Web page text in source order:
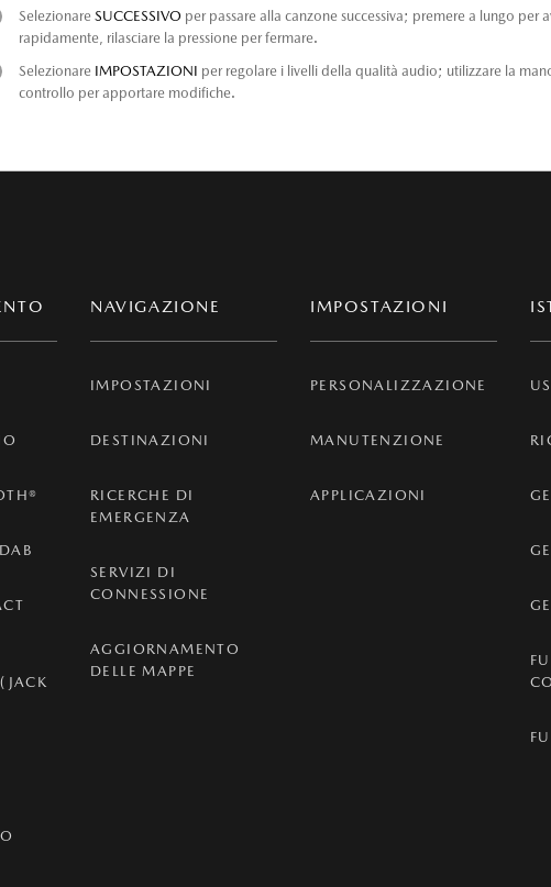
Selezionare SUCCESSIVO per passare alla canzone successiva; premere a lungo per
rapidamente, rilasciare la pressione per fermare.
Selezionare IMPOSTAZIONI per regolare i livelli della qualità audio; utilizzare la
controllo per apportare modifiche.
NAVIGAZIONE
IMPOSTAZIONI
DESTINAZIONI
RICERCHE DI
EMERGENZA
SERVIZI DI
CONNESSIONE
AGGIORNAMENTO
DELLE MAPPE
IMPOSTAZIONI
PERSONALIZZAZIONE
MANUTENZIONE
APPLICAZIONI